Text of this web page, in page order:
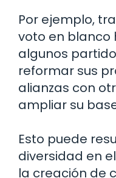
Por ejemplo,
voto en blanco
algunos
reformar sus
alianzas con
ampliar su
Esto puede
diversidad en
la creación de